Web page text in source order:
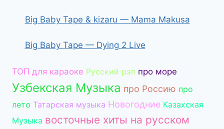
Big Baby Tape & kizaru — Mama Makusa
Big Baby Tape — Dying 2 Live
ТОП для караоке Русский рэп про море
Узбекская Музыка про Россию про
лето Татарская музыка Новогодние Казахская
Музыка восточные хиты на русском